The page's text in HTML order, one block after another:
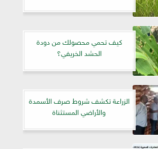
كيف تحمي محصولك من دودة
الحشد الخريفي؟
الزراعة تكشف شروط صرف الأسمدة
والأراضي المستثناة